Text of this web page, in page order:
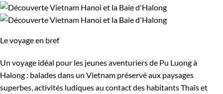
Le voyage en bref
Un voyage idéal pour les jeunes aventuriers de Pu Luong à
Halong : balades dans un Vietnam préservé aux paysages
superbes, activités ludiques au contact des habitants Thaïs et